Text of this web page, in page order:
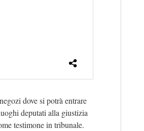
dove si potrà entrare
deputati alla giustizia
testimone in tribunale.